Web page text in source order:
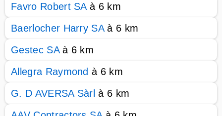
Favro Robert SAà 6 km
Baerlocher Harry SAà 6 km
Gestec SAà 6 km
Allegra Raymond à 6 km
G. D AVERSA Sàrl à 6 km